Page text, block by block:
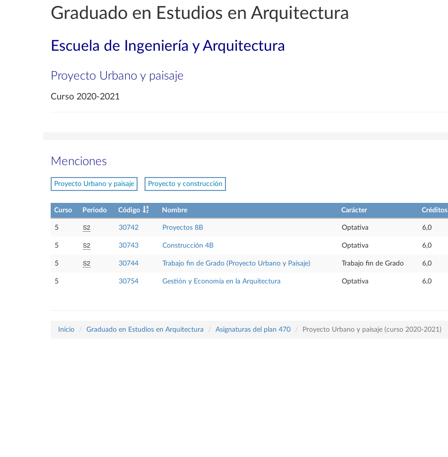
Graduado en Estudios en Arquitectura
Escuela de Ingeniería y Arquitectura
Proyecto Urbano y paisaje
Curso 2020-2021
Menciones
Proyecto Urbano y paisaje Proyecto y construcción
Curso Periodo Código Nombre Carácter Créditos
5 S2 30742 Proyectos 8B Optativa 6,0
5 S2 30743 Construcción 4B Optativa 6,0
5 S2 30744 Trabajo fin de Grado (Proyecto Urbano y Paisaje) Trabajo fin de Grado 6,0
5 30754 Gestión y Economía en la Arquitectura Optativa 6,0
Inicio Graduado en Estudios en Arquitectura Asignaturas del plan 470 Proyecto Urbano y paisaje (curso 2020-2021)